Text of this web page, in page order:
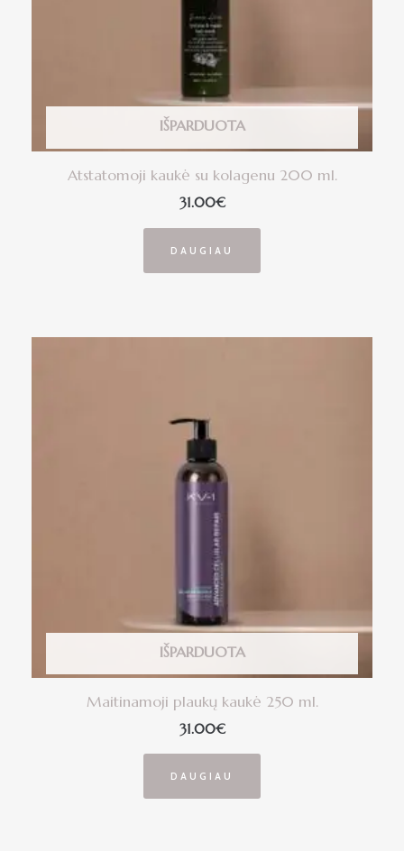
IŠPARDUOTA
Atstatomoji kaukė su kolagenu 200 ml.
31.00€
DAUGIAU
IŠPARDUOTA
Maitinamoji plaukų kaukė 250 ml.
31.00€
DAUGIAU